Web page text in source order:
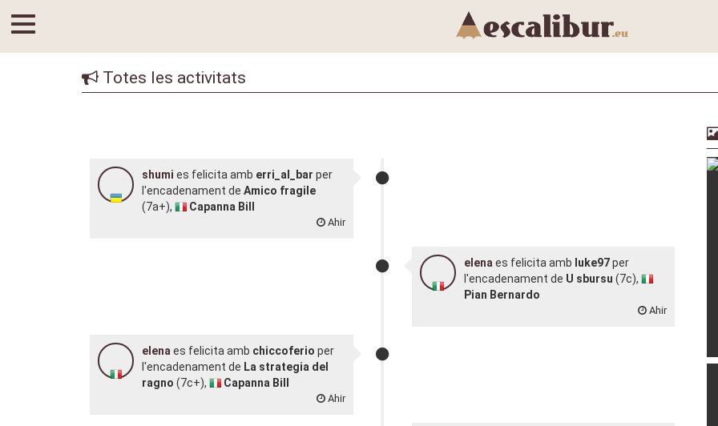
Totes les activitats
shumi es felicita amb erri_al_bar per
l'encadenament de Amico fragile
(7a+),
Capanna Bill
Ahir
elena es felicita amb luke97per
l'encadenament de U sbursu (7c),
Pian Bernardo
Ahir
elena es felicita amb chiccoferio per
l'encadenament de La strategia del
ragno (7c+), Capanna Bill
Ahir